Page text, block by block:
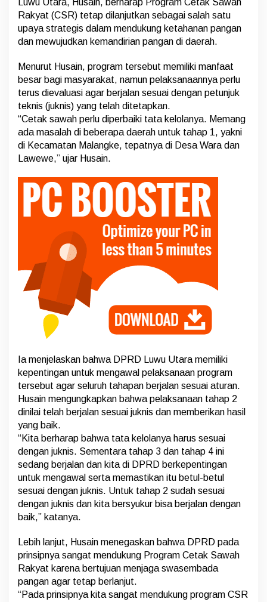
n
j
u
t
a
P
r
g
r
a
m
C
t
k
S
a
w
y
a
t
K
e
m
a
n
d
i
a
n
P
a
n
g
Luwu Utara, Husain, berharap Program Cetak Sawah
Rakyat (CSR) tetap dilanjutkan sebagai salah satu
upaya strategis dalam mendukung ketahanan pangan
dan mewujudkan kemandirian pangan di daerah.
Menurut Husain, program tersebut memiliki manfaat
besar bagi masyarakat, namun pelaksanaannya perlu
terus dievaluasi agar berjalan sesuai dengan petunjuk
teknis (juknis) yang telah ditetapkan.
“Cetak sawah perlu diperbaiki tata kelolanya. Memang
ada masalah di beberapa daerah untuk tahap 1, yakni
di Kecamatan Malangke, tepatnya di Desa Wara dan
Lawewe,” ujar Husain.
Ia menjelaskan bahwa DPRD Luwu Utara memiliki
kepentingan untuk mengawal pelaksanaan program
tersebut agar seluruh tahapan berjalan sesuai aturan.
Husain mengungkapkan bahwa pelaksanaan tahap 2
dinilai telah berjalan sesuai juknis dan memberikan hasil
yang baik.
“Kita berharap bahwa tata kelolanya harus sesuai
dengan juknis. Sementara tahap 3 dan tahap 4 ini
sedang berjalan dan kita di DPRD berkepentingan
untuk mengawal serta memastikan itu betul-betul
sesuai dengan juknis. Untuk tahap 2 sudah sesuai
dengan juknis dan kita bersyukur bisa berjalan dengan
baik,” katanya.
Lebih lanjut, Husain menegaskan bahwa DPRD pada
prinsipnya sangat mendukung Program Cetak Sawah
Rakyat karena bertujuan menjaga swasembada
pangan agar tetap berlanjut.
“Pada prinsipnya kita sangat mendukung program CSR